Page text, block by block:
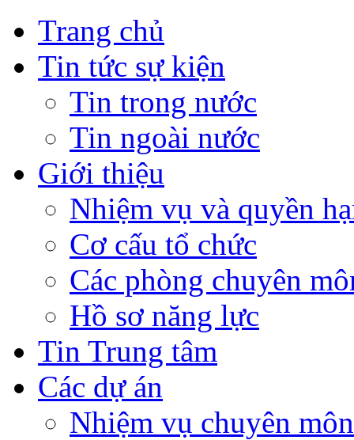
Trang chủ
Tin tức sự kiện
Tin trong nước
Tin ngoài nước
Giới thiệu
Nhiệm vụ và quyền
Cơ cấu tổ chức
Các phòng chuyên
Hồ sơ năng lực
Tin Trung tâm
Các dự án
Nhiệm vụ chuyên môn